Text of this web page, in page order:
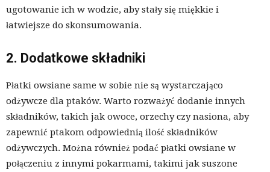
ugotowanie ich w wodzie, aby stały się miękkie i
łatwiejsze do skonsumowania.
2. Dodatkowe składniki
Płatki owsiane same w sobie nie są wystarczająco
odżywcze dla ptaków. Warto rozważyć dodanie innych
składników, takich jak owoce, orzechy czy nasiona, aby
zapewnić ptakom odpowiednią ilość składników
odżywczych. Można również podać płatki owsiane w
połączeniu z innymi pokarmami, takimi jak suszone